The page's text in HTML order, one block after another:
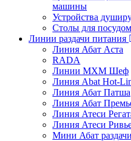
машины
Устройства
Столы для
Линии раздачи питания
Линия Абат Аста
RADA
Линии МХМ Шеф
Линия Abat Hot-
Линия Абат Патша
Линия Абат
Линия Атеси
Линия Атеси
Мини Абат раздачи